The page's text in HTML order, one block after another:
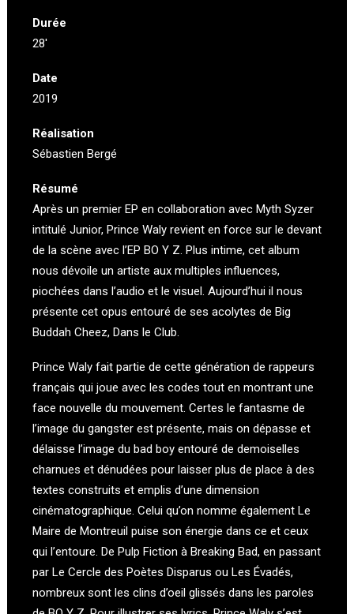
Durée
28′
Date
2019
Réalisation
Sébastien Bergé
Résumé
Après un premier EP en collaboration avec Myth Syzer
intitulé Junior, Prince Waly revient en force sur le devant
de la scène avec l’EP BO Y Z. Plus intime, cet album
nous dévoile un artiste aux multiples influences,
piochées dans l’audio et le visuel. Aujourd’hui il nous
présente cet opus entouré de ses acolytes de Big
Buddah Cheez, Dans le Club.
Prince Waly fait partie de cette génération de rappeurs
français qui joue avec les codes tout en montrant une
face nouvelle du mouvement. Certes le fantasme de
l’image du gangster est présente, mais on dépasse et
délaisse l’image du bad boy entouré de demoiselles
charnues et dénudées pour laisser plus de place à des
textes construits et emplis d’une dimension
cinématographique. Celui qu’on nomme également Le
Maire de Montreuil puise son énergie dans ce et ceux
qui l’entoure. De Pulp Fiction à Breaking Bad, en passant
par Le Cercle des Poètes Disparus ou Les Évadés,
nombreux sont les clins d’oeil glissés dans les paroles